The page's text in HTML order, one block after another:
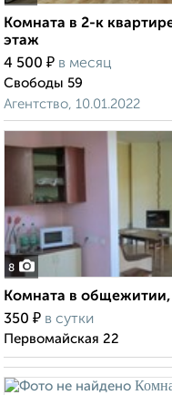
Комната в 2-к
этаж
4 500 ₽ в месяц
Свободы 59
Агентство, 10.01.2022
8
Комната в
350 ₽ в сутки
Первомайская 22